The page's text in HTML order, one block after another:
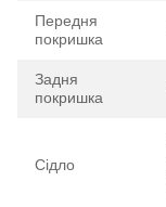
Передня
покришка
Задня
покришка
Сідло